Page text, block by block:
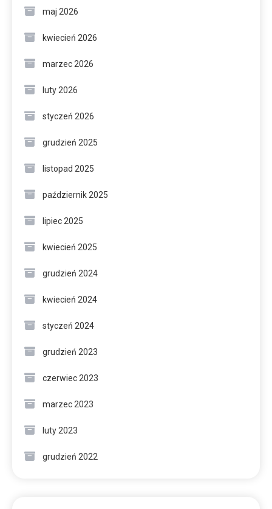
maj 2026
kwiecień 2026
marzec 2026
luty 2026
styczeń 2026
grudzień 2025
listopad 2025
październik 2025
lipiec 2025
kwiecień 2025
grudzień 2024
kwiecień 2024
styczeń 2024
grudzień 2023
czerwiec 2023
marzec 2023
luty 2023
grudzień 2022